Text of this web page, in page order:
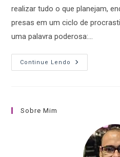
realizar tudo o que planejam,
presas em um ciclo de
uma palavra poderosa:…
Continue Lendo
Sobre Mim